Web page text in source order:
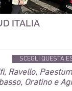
ITALIA
Ravello,
Oratino e
SCEGLI QUESTA